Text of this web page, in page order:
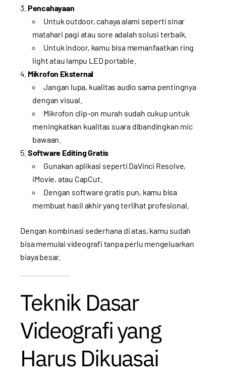
Pencahayaan
Untuk outdoor, cahaya alami seperti sinar
matahari pagi atau sore adalah solusi terbaik.
Untuk indoor, kamu bisa memanfaatkan ring
light atau lampu LED portable.
Mikrofon Eksternal
Jangan lupa, kualitas audio sama pentingnya
dengan visual.
Mikrofon clip-on murah sudah cukup untuk
meningkatkan kualitas suara dibandingkan mic
bawaan.
Software Editing Gratis
Gunakan aplikasi seperti DaVinci Resolve,
iMovie, atau CapCut.
Dengan software gratis pun, kamu bisa
membuat hasil akhir yang terlihat profesional.
Dengan kombinasi sederhana di atas, kamu sudah
bisa memulai videografi tanpa perlu mengeluarkan
biaya besar.
Teknik Dasar
Videografi yang
Harus Dikuasai